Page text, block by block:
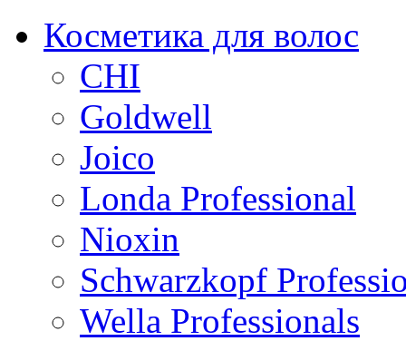
Косметика для волос
CHI
Goldwell
Joico
Londa Professional
Nioxin
Schwarzkopf
Wella Professionals